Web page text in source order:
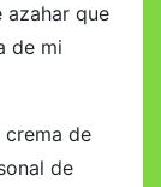
que
de mi
crema de
de